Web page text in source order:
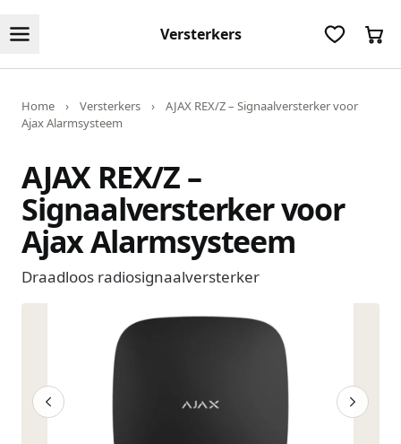
Versterkers
Home › Versterkers ›
AJAX REX/Z – Signaalversterker voor
Ajax Alarmsysteem
AJAX REX/Z –
Signaalversterker voor
Ajax Alarmsysteem
Draadloos radiosignaalversterker